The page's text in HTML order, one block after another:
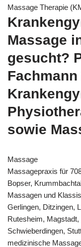
Massage Therapie
Massage
gesucht?
sowie
Massage
Massagepraxis für
Bopser,
Massagen und
Gerlingen, Ditzingen,
Rutesheim,
Schwieberdingen,
medizinische